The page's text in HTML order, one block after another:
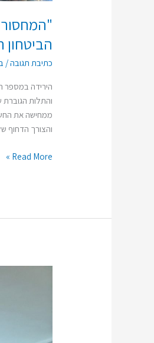
"המחסור
הביטחון
כתיבת תגובה/
הירידה במספר
והתלות
ממחישה את
והצורך הדחוף
Read More »